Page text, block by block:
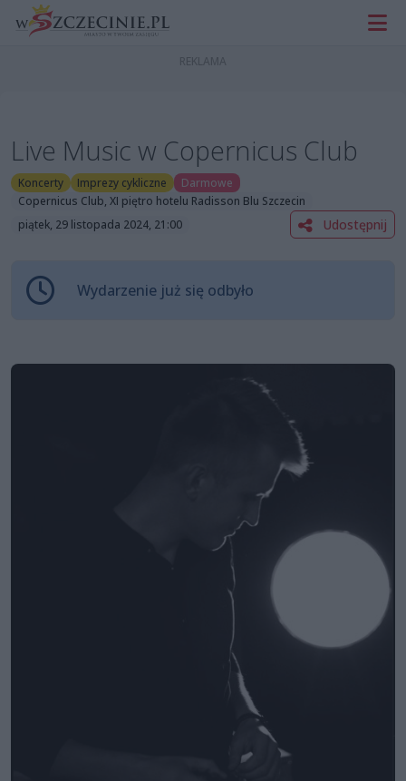
Live Music w Copernicus Club
Koncerty Imprezy cykliczne
Darmowe
Copernicus Club, XI piętro hotelu Radisson Blu Szczecin
piątek, 29 listopada 2024, 21:00
Udostępnij
Wydarzenie już się odbyło